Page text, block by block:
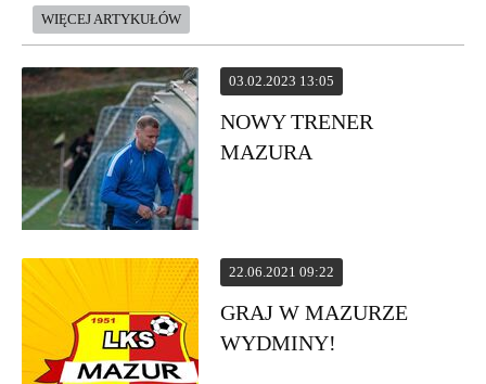
WIĘCEJ ARTYKUŁÓW
03.02.2023 13:05
NOWY TRENER
MAZURA
22.06.2021 09:22
GRAJ W MAZURZE
WYDMINY!